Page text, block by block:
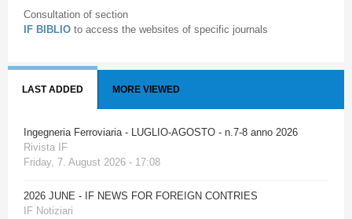
Consultation of section
IF BIBLIO to access the websites of specific journals
LAST ADDED MORE VIEWED
Ingegneria Ferroviaria - LUGLIO-AGOSTO - n.7-8 anno 2026
Rivista IF
Friday, 7. August 2026 - 17:08
2026 JUNE - IF NEWS FOR FOREIGN CONTRIES
IF Notiziari